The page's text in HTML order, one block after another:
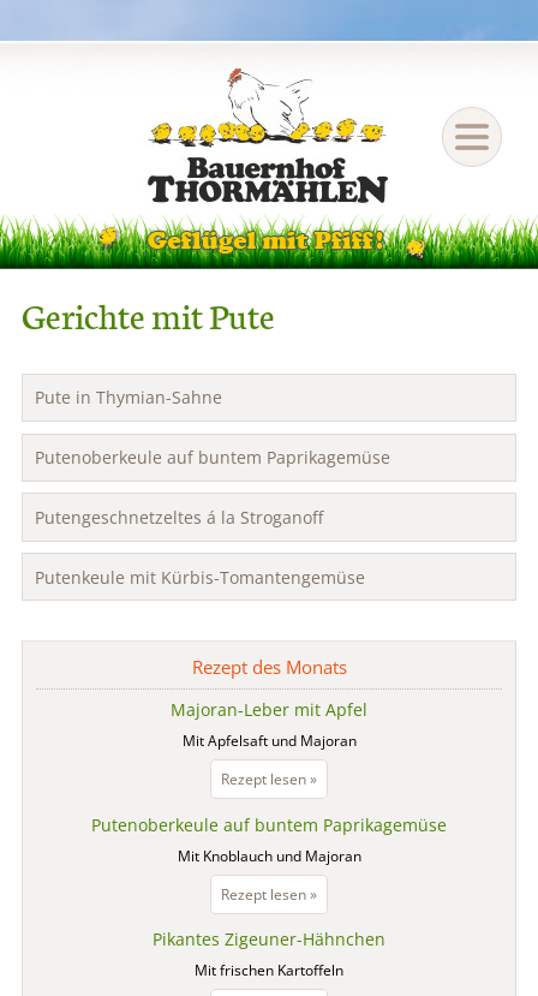
Gerichte mit Pute
Pute in Thymian-Sahne
Putenoberkeule auf buntem Paprikagemüse
Putengeschnetzeltes á la Stroganoff
Putenkeule mit Kürbis-Tomantengemüse
Rezept des Monats
Majoran-Leber mit Apfel
Mit Apfelsaft und Majoran
Rezept lesen »Majoran-
Leber
mit
Putenoberkeule auf buntem Paprikagemüse
Mit Knoblauch und Majoran
Rezept lesen »Putenoberkeule
auf
buntem
Pikantes Zigeuner-Hähnchen
Mit frischen Kartoffeln